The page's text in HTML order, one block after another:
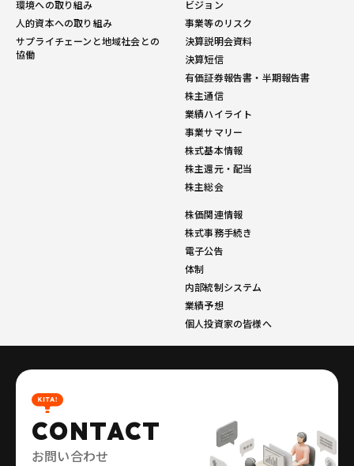
環境への取り組み
人的資本への取り組み
サプライチェーンと地域社会との
協働
ビジョン
事業等のリスク
決算説明会資料
決算短信
有価証券報告書・半期報告書
株主通信
業績ハイライト
事業サマリー
株式基本情報
株主還元・配当
株主総会
株価関連情報
株式事務手続き
電子公告
体制
内部統制システム
業績予想
個人投資家の皆様へ
CONTACT
お問い合わせ